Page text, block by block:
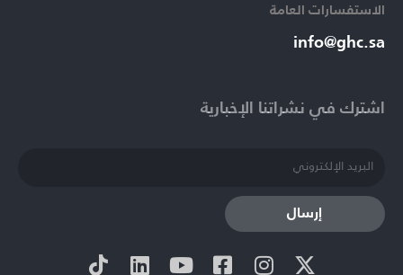
اشترك في نشراتنا الإخبارية​
إرسال
الاستفسارات العامة ​
info@ghc.sa​